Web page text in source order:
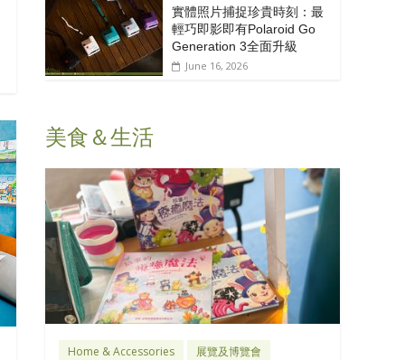
實體照片捕捉珍貴時刻：最
輕巧即影即有Polaroid Go
Generation 3全面升級
June 16, 2026
美食＆生活
Home & Accessories 展覽及博覽會